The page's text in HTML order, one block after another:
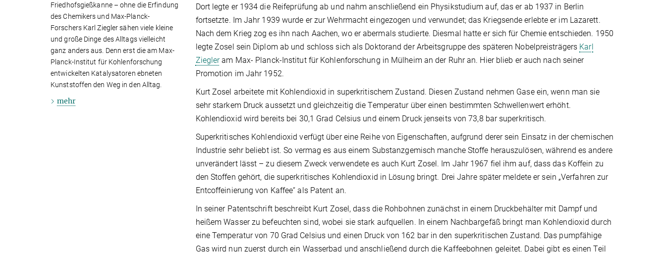
Dort legte er 1934 die Reifeprüfung ab und nahm anschließend ein Physikstudium auf, das er ab 1937 in Berlin
fortsetzte. Im Jahr 1939 wurde er zur Wehrmacht eingezogen und verwundet; das Kriegsende erlebte er im Lazarett.
Nach dem Krieg zog es ihn nach Aachen, wo er abermals studierte. Diesmal hatte er sich für Chemie entschieden. 1950
legte Zosel sein Diplom ab und schloss sich als Doktorand der Arbeitsgruppe des späteren Nobelpreisträgers Karl
Ziegleram Max- Planck-Institut für Kohlenforschung in Mülheim an der Ruhr an. Hier blieb er auch nach seiner
Promotion im Jahr 1952.
Kurt Zosel arbeitete mit Kohlendioxid in superkritischem Zustand. Diesen Zustand nehmen Gase ein, wenn man sie
sehr starkem Druck aussetzt und gleichzeitig die Temperatur über einen bestimmten Schwellenwert erhöht.
Kohlendioxid wird bereits bei 30,1 Grad Celsius und einem Druck jenseits von 73,8 bar superkritisch.
Superkritisches Kohlendioxid verfügt über eine Reihe von Eigenschaften, aufgrund derer sein Einsatz in der chemischen
Industrie sehr beliebt ist. So vermag es aus einem Substanzgemisch manche Stoffe herauszulösen, während es andere
unverändert lässt – zu diesem Zweck verwendete es auch Kurt Zosel. Im Jahr 1967 fiel ihm auf, dass das Koffein zu
den Stoffen gehört, die superkritisches Kohlendioxid in Lösung bringt. Drei Jahre später meldete er sein „Verfahren zur
Entcoffeinierung von Kaffee“ als Patent an.
In seiner Patentschrift beschreibt Kurt Zosel, dass die Rohbohnen zunächst in einem Druckbehälter mit Dampf und
heißem Wasser zu befeuchten sind, wobei sie stark aufquellen. In einem Nachbargefäß bringt man Kohlendioxid durch
eine Temperatur von 70 Grad Celsius und einen Druck von 162 bar in den superkritischen Zustand. Das pumpfähige
Gas wird nun zuerst durch ein Wasserbad und anschließend durch die Kaffeebohnen geleitet. Dabei gibt es einen Teil
Friedhofsgießkanne – ohne die Erfindung
des Chemikers und Max-Planck-
Forschers Karl Ziegler sähen viele kleine
und große Dinge des Alltags vielleicht
ganz anders aus. Denn erst die am Max-
Planck-Institut für Kohlenforschung
entwickelten Katalysatoren ebneten
Kunststoffen den Weg in den Alltag.
mehr